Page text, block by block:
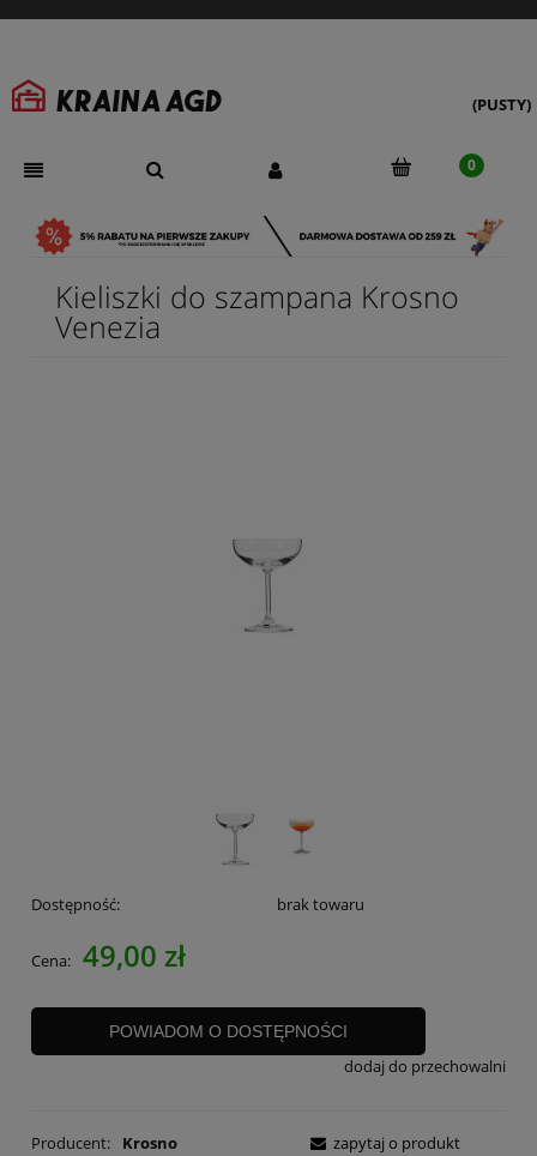
(PUSTY)
Kieliszki do szampana Krosno
Venezia
Dostępność: brak towaru
Cena: 49,00 zł
POWIADOM O DOSTĘPNOŚCI
dodaj do przechowalni
Producent:
Krosno
zapytaj o produkt